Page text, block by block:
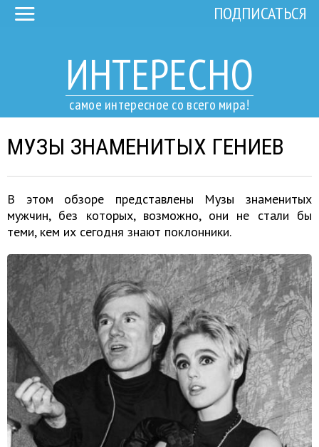
ИНТЕРЕСНО
самое интересное со всего мира!
ПОДПИСАТЬСЯ
МУЗЫ ЗНАМЕНИТЫХ ГЕНИЕВ
В этом обзоре представлены Музы знаменитых
мужчин, без которых, возможно, они не стали бы
теми, кем их сегодня знают поклонники.